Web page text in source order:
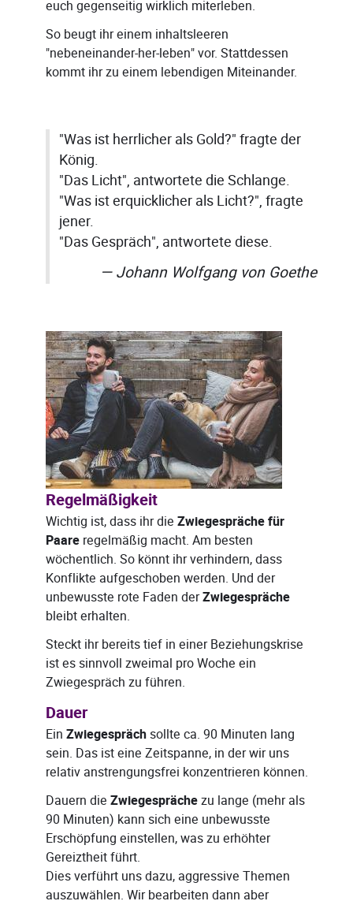
euch gegenseitig wirklich miterleben.
So beugt ihr einem inhaltsleeren
"nebeneinander-her-leben" vor. Stattdessen
kommt ihr zu einem lebendigen Miteinander.
"Was ist herrlicher als Gold?" fragte der
König.
"Das Licht", antwortete die Schlange.
"Was ist erquicklicher als Licht?", fragte
jener.
"Das Gespräch", antwortete diese.
Johann Wolfgang von Goethe
Regelmäßigkeit
Wichtig ist, dass ihr die Zwiegespräche für
Paare regelmäßig macht. Am besten
wöchentlich. So könnt ihr verhindern, dass
Konflikte aufgeschoben werden. Und der
unbewusste rote Faden derZwiegespräche
bleibt erhalten.
Steckt ihr bereits tief in einer Beziehungskrise
ist es sinnvoll zweimal pro Woche ein
Zwiegespräch zu führen.
Dauer
Ein Zwiegesprächsollte ca. 90 Minuten lang
sein. Das ist eine Zeitspanne, in der wir uns
relativ anstrengungsfrei konzentrieren können.
Dauern die Zwiegesprächezu lange (mehr als
90 Minuten) kann sich eine unbewusste
Erschöpfung einstellen, was zu erhöhter
Gereiztheit führt.
Dies verführt uns dazu, aggressive Themen
auszuwählen. Wir bearbeiten dann aber